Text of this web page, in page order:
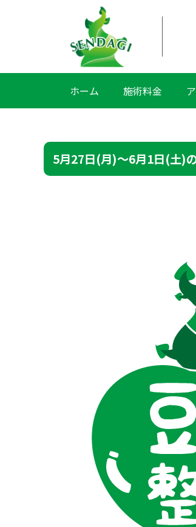
ホーム 施術料金
5月27日(月)〜6月1日(土)